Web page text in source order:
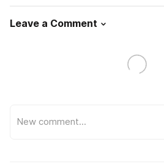
Leave a Comment